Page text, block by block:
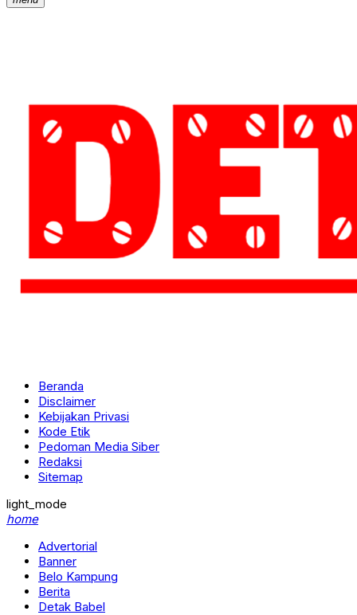
Beranda
Disclaimer
Kebijakan Privasi
Kode Etik
Pedoman Media Siber
Redaksi
Sitemap
light_mode
home
Advertorial
Banner
Belo Kampung
Berita
Detak Babel